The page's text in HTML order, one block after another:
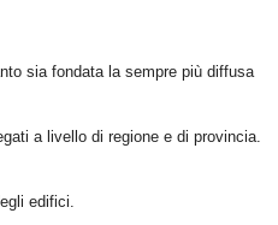
sia fondata la sempre più diffusa
a livello di regione e di provincia.
edifici.